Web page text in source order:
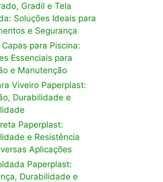
Gradil e Tela
Soluções Ideais para
e Segurança
para Piscina:
Essenciais para
e Manutenção
Viveiro Paperplast:
Durabilidade e
Paperplast:
e Resistência
Aplicações
Paperplast:
Durabilidade e